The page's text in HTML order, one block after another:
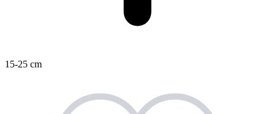
15-25 cm